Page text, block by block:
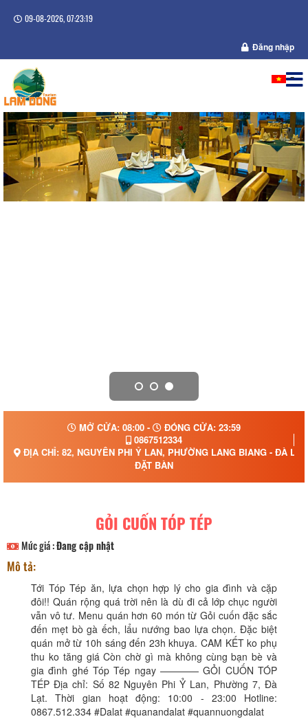
09-08-2026, 07:23:19
Đăng nhập
MỞ CỬA: 08:00 -
ĐÓNG CỬA: 23:59
0867512334
ĐỊA CHỈ: 82, NGUYÊN PHI Ỷ LAN, PHƯỜNG LANG BIANG - ĐÀ
ĐẶT BÀN
GỎI CUỐN TÓP TÉP
Mức giá :Đang cập nhật
Mô tả:
Tới Tóp Tép ăn, lựa chọn hợp lý cho gia đình và cặp
đôi!! Quán rộng quá trời nên là dù đi cả lớp chục người
vẫn vô tư. Menu quán hơn 60 món từ Gỏi cuốn đặc sắc
đến mẹt bò gà ếch, lẩu nướng bao lựa chọn. Đặc biệt
quán mở từ 10h sáng đến 23h khuya. CAM KẾT ko phụ
thu ko tăng giá Còn chờ gì mà không cùng bạn bè và
gia đình ghé Tóp Tép ngay ———— GỎI CUỐN TÓP
TÉP Địa chỉ: Số 82 Nguyên Phi Ỷ Lan, Phường 7, Đà
Lạt. Thời gian hoạt động: 10:00 - 23:00 Hotline:
0867.512.334 #Dalat #quanandalat #quannuongdalat